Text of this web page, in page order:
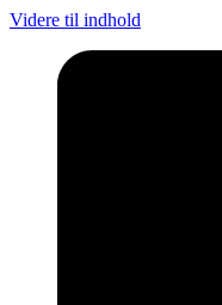
Videre til indhold